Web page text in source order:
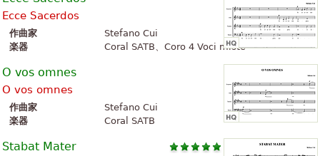
Ecce Sacerdos
作曲家
Stefano Cui
楽器
Coral SATB、Coro 4 Voci miste
O vos omnes
O vos omnes
作曲家
Stefano Cui
楽器
Coral SATB
Stabat Mater